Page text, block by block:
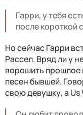
Гарри, у тебя
после короткой
Но сейчас Гарри
Рассел. Вряд ли у
ворошить прошлое
песен бывшей.
свою девушку, а Us